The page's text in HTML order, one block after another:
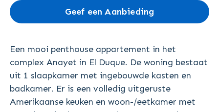
Geef een Aanbieding
Een mooi penthouse appartement in het
complex Anayet in El Duque. De woning bestaat
uit 1 slaapkamer met ingebouwde kasten en
badkamer. Er is een volledig uitgeruste
Amerikaanse keuken en woon-/eetkamer met